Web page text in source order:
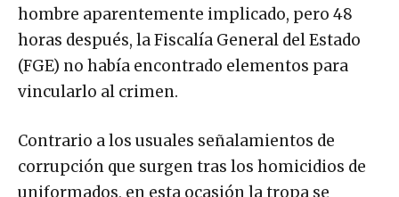
hombre aparentemente implicado, pero 48
horas después, la Fiscalía General del Estado
(FGE) no había encontrado elementos para
vincularlo al crimen.
Contrario a los usuales señalamientos de
corrupción que surgen tras los homicidios de
uniformados, en esta ocasión la tropa se